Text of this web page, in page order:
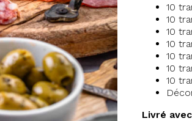
10
10
10
10
10
10
10
Livré